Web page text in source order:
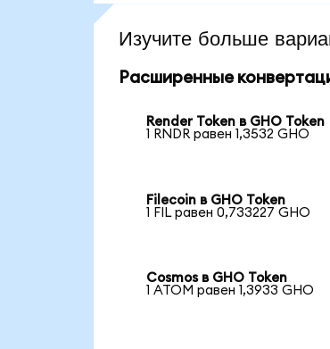
Изучите больше
Расширенные
Render Token в GHO Token
1 RNDR равен 1,3532 GHO
Filecoin в GHO Token
1 FIL равен 0,733227 GHO
Cosmos в GHO Token
1 ATOM равен 1,3933 GHO